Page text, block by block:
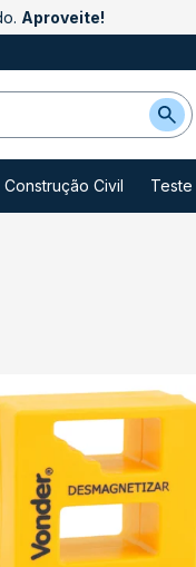
Aproveite!
Construção Civil